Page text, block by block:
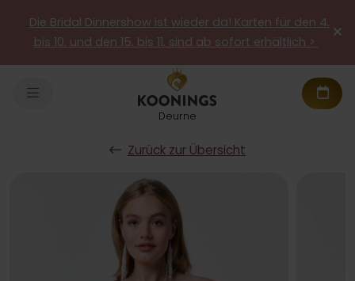
Die Bridal Dinnershow ist wieder da! Karten für den 4.
bis 10. und den 15. bis 11. sind ab sofort erhältlich >
Deurne
Zurück zur Übersicht